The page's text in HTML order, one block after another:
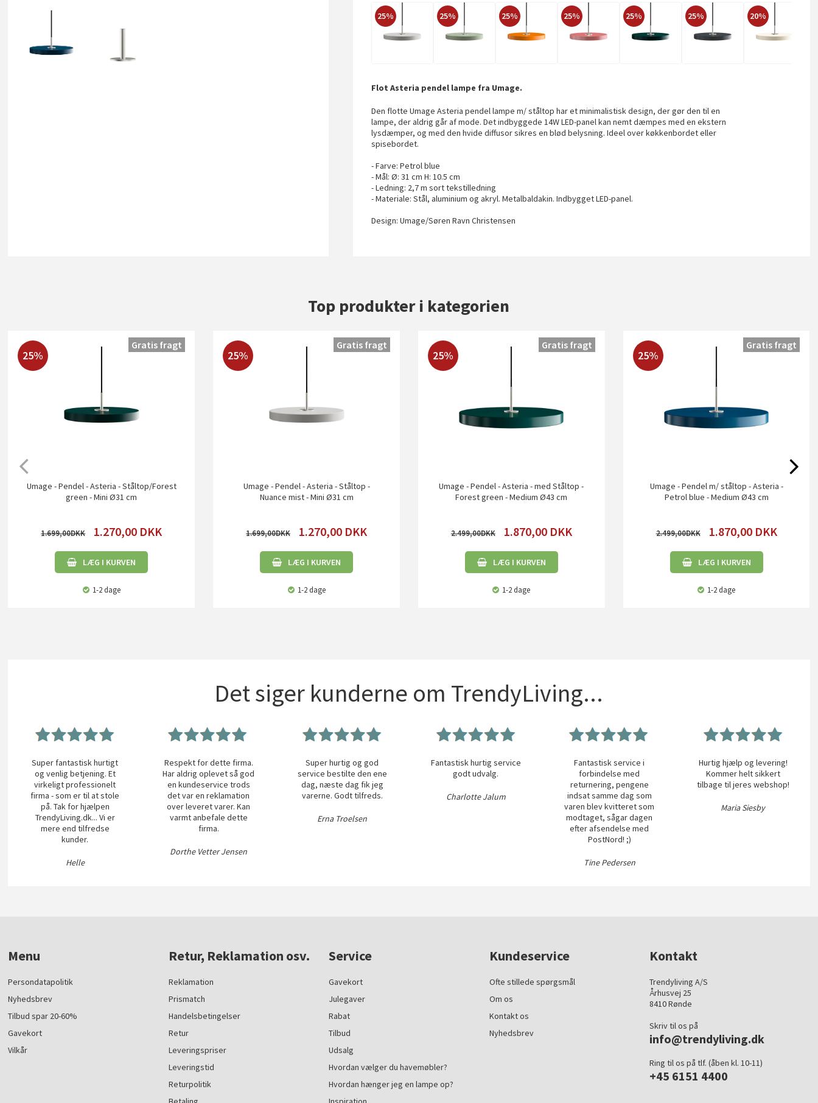
25% 25% 25% 25% 25% 25% 20%
Flot Asteria pendel lampe fra Umage.
Den flotte Umage Asteria pendel lampe m/ ståltop har et minimalistisk design, der gør den til en
lampe, der aldrig går af mode. Det indbyggede 14W LED-panel kan nemt dæmpes med en ekstern
lysdæmper, og med den hvide diffusor sikres en blød belysning. Ideel over køkkenbordet eller
spisebordet.
- Farve: Petrol blue
- Mål: Ø: 31 cm H: 10.5 cm
- Ledning: 2,7 m sort tekstilledning
- Materiale: Stål, aluminium og akryl. Metalbaldakin. Indbygget LED-panel.
Design: Umage/Søren Ravn Christensen
Top produkter i kategorien
25%
Umage - Pendel - Asteria - Ståltop/Forest
green - Mini Ø31 cm
1.699,00 1.270,00 DKK
LÆG I KURVEN
1-2 dage
Gratis fragt
25%
Umage - Pendel - Asteria - Ståltop -
Nuance mist - Mini Ø31 cm
1.699,00 1.270,00 DKK
LÆG I KURVEN
1-2 dage
Gratis fragt
25%
Umage - Pendel - Asteria - med Ståltop -
Forest green - Medium Ø43 cm
2.499,00 1.870,00 DKK
LÆG I KURVEN
1-2 dage
Gratis fragt
25%
Umage - Pendel m/ ståltop - Asteria -
Petrol blue - Medium Ø43 cm
2.499,00 1.870,00 DKK
LÆG I KURVEN
1-2 dage
Gratis fragt
Det siger kunderne om TrendyLiving...
Super fantastisk hurtigt
og venlig betjening. Et
virkeligt professionelt
firma - som er til at stole
på. Tak for hjælpen
TrendyLiving.dk... Vi er
mere end tilfredse
kunder.
Helle
Respekt for dette firma.
Har aldrig oplevet så god
en kundeservice trods
det var en reklamation
over leveret varer. Kan
varmt anbefale dette
firma.
Dorthe Vetter Jensen
Super hurtig og god
service bestilte den ene
dag, næste dag fik jeg
varerne. Godt tilfreds.
Erna Troelsen
Fantastisk hurtig service
godt udvalg.
Charlotte Jalum
Fantastisk service i
forbindelse med
returnering, pengene
indsat samme dag som
varen blev kvitteret som
modtaget, sågar dagen
efter afsendelse med
PostNord! ;)
Tine Pedersen
Hurtig hjælp og levering!
Kommer helt sikkert
tilbage til jeres webshop!
Maria Siesby
Menu
Persondatapolitik
Nyhedsbrev
Tilbud spar 20-60%
Gavekort
Vilkår
Retur, Reklamation osv.
Reklamation
Prismatch
Handelsbetingelser
Retur
Leveringspriser
Leveringstid
Returpolitik
Service
Gavekort
Julegaver
Rabat
Tilbud
Udsalg
Hvordan vælger du havemøbler?
Hvordan hænger jeg en lampe op?
Kundeservice
Ofte stillede spørgsmål
Om os
Kontakt os
Nyhedsbrev
Kontakt
Trendyliving A/S
Århusvej 25
8410 Rønde
Skriv til os på
info@trendyliving.dk
Ring til os på tlf. (åben kl. 10-11)
+45 6151 4400